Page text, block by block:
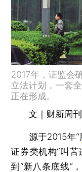
2017年，证监会
立法计划，一套
正在形成。
文｜财新周
源于2015年“
证券类机构“叫
到“新八条底线”